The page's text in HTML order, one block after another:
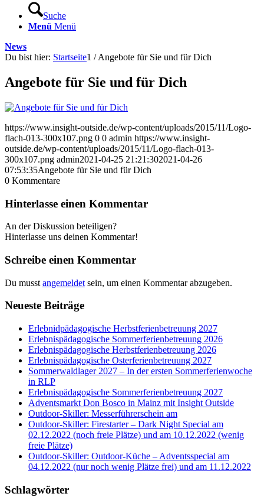
Suche
Menü Menü
News
Du bist hier: Startseite1 / Angebote für Sie und für Dich
Angebote für Sie und für Dich
https://www.insight-outside.de/wp-content/uploads/2015/11/Logo-
flach-013-300x107.png 0 0 admin https://www.insight-
outside.de/wp-content/uploads/2015/11/Logo-flach-013-
300x107.png admin2021-04-25 21:21:302021-04-26
07:53:35Angebote für Sie und für Dich
0 Kommentare
Hinterlasse einen Kommentar
An der Diskussion beteiligen?
Hinterlasse uns deinen Kommentar!
Schreibe einen Kommentar
Du musst angemeldet sein, um einen Kommentar abzugeben.
Neueste Beiträge
Erlebnidpädagogische Herbstferienbetreuung 2027
Erlebnispädagogische Sommerferienbetreuung 2026
Erlebnispädagogische Herbstferienbetreuung 2026
Erlebnispädagogische Osterferienbetreuung 2027
Sommerwaldlager 2027 – In der ersten Sommerferienwoche
in RLP
Erlebnispädagogische Sommerferienbetreuung 2027
Adventsmarkt Don Bosco in Mainz mit Insight Outside
Outdoor-Skiller: Messerführerschein am
Outdoor-Skiller: Firestarter – Dark Night Special am
02.12.2022 (noch freie Plätze) und am 10.12.2022 (wenig
freie Plätze)
Outdoor-Skiller: Outdoor-Küche – Adventsspecial am
04.12.2022 (nur noch wenig Plätze frei) und am 11.12.2022
Schlagwörter